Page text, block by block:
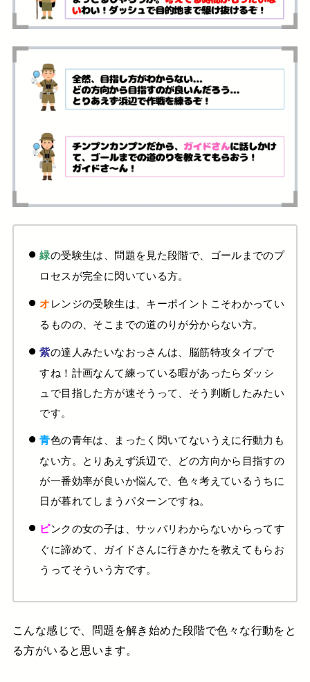
緑の受験生は、問題を見た段階で、ゴールまでのプ
ロセスが完全に閃いている方。
オレンジの受験生は、キーポイントこそわかってい
るものの、そこまでの道のりが分からない方。
紫の達人みたいなおっさんは、 脳筋特攻タイプで
すね！ 計画なんて練っている暇があったら ダッシ
ュで目指した方が速そうって、 そう判断したみたい
です。
青色の青年は、まったく閃いてないうえに行動力も
ない方。 とりあえず浜辺で、どの方向から目指すの
が一番効率が良いか悩んで、色々考えているうちに
日が暮れてしまうパターンですね。
ピンクの女の子は、サッパリわからないからってす
ぐに諦めて、ガイドさんに行きかたを教えてもらお
うってそういう方です。
こんな感じで、問題を解き始めた段階で色々な行動をと
る方がいると思います。